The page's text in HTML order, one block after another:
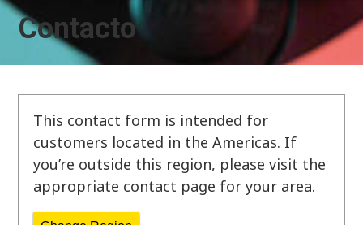
Contacto
This contact form is intended for
customers located in the Americas. If
you’re outside this region, please visit the
appropriate contact page for your area.